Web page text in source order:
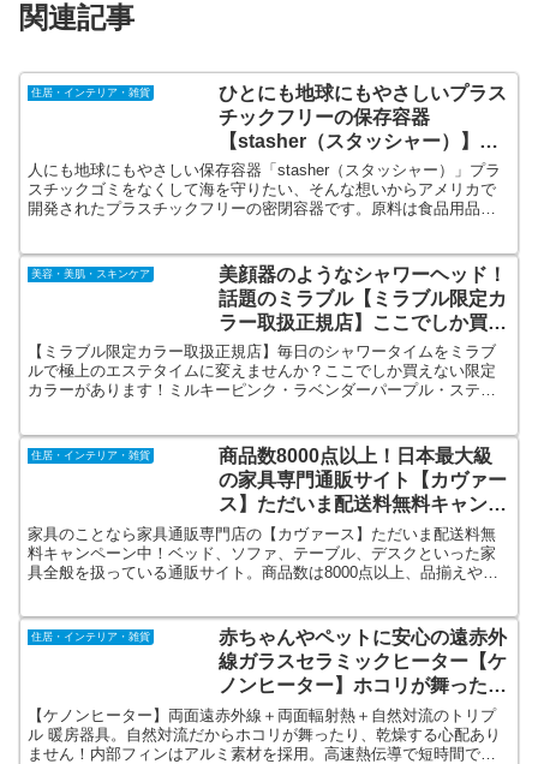
関連記事
住居・インテリア・雑貨
ひとにも地球にもやさしいプラス
チックフリーの保存容器
【stasher（スタッシャー）】保
存から調理まで！繰り返し使える
保存容器
人にも地球にもやさしい保存容器「stasher（スタッシャー）」プラ
スチックゴミをなくして海を守りたい、そんな想いからアメリカで
開発されたプラスチックフリーの密閉容器です。原料は食品用品質
美容・美肌・スキンケア
美顔器のようなシャワーヘッド！
話題のミラブル【ミラブル限定カ
ラー取扱正規店】ここでしか買え
ない限定カラー
【ミラブル限定カラー取扱正規店】毎日のシャワータイムをミラブ
ルで極上のエステタイムに変えませんか？ここでしか買えない限定
カラーがあります！ミルキーピンク・ラベンダーパープル・ステラ
住居・インテリア・雑貨
商品数8000点以上！日本最大級
の家具専門通販サイト【カヴァー
ス】ただいま配送料無料キャンペ
ーン中！
家具のことなら家具通販専門店の【カヴァース】ただいま配送料無
料キャンペーン中！ベッド、ソファ、テーブル、デスクといった家
具全般を扱っている通販サイト。商品数は8000点以上、品揃えや品
住居・インテリア・雑貨
赤ちゃんやペットに安心の遠赤外
線ガラスセラミックヒーター【ケ
ノンヒーター】ホコリが舞った
り、乾燥する心配がありません！
体を芯から温めます！
【ケノンヒーター】両面遠赤外線＋両面輻射熱＋自然対流のトリプ
ル 暖房器具。自然対流だからホコリが舞ったり、乾燥する心配あり
ません！内部フィンはアルミ素材を採用。高速熱伝導で短時間で温